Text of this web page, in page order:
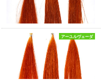
アーユルヴェーダ